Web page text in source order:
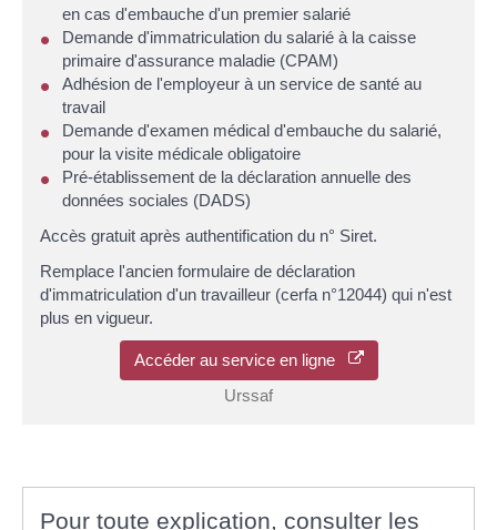
en cas d'embauche d'un premier salarié
Demande d'immatriculation du salarié à la caisse
primaire d'assurance maladie (CPAM)
Adhésion de l'employeur à un service de santé au
travail
Demande d'examen médical d'embauche du salarié,
pour la visite médicale obligatoire
Pré-établissement de la déclaration annuelle des
données sociales (DADS)
Accès gratuit après authentification du n° Siret.
Remplace l'ancien formulaire de déclaration
d'immatriculation d'un travailleur (cerfa n°12044) qui n'est
plus en vigueur.
Accéder au service en ligne
Urssaf
Pour toute explication, consulter les